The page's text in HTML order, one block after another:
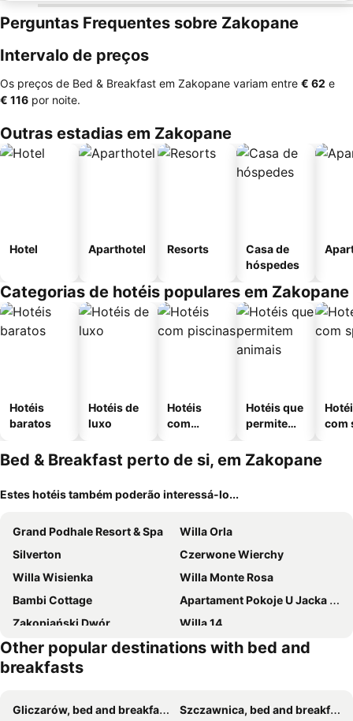
Perguntas Frequentes sobre Zakopane
Intervalo de preços
Os preços de Bed & Breakfast em Zakopane variam entre ‎€ 62 e
‎€ 116 por noite.
Outras estadias em Zakopane
Hotel Aparthotel Resorts
Casa de
hóspedes
Categorias de hotéis populares em Zakopane
Hotéis
baratos
Hotéis de
luxo
Hotéis
com
Hotéis que
permitem
com
Bed & Breakfast perto de si, em Zakopane
Estes hotéis também poderão interessá-lo...
Grand Podhale Resort & Spa
Willa Orla
Silverton
Czerwone Wierchy
Willa Wisienka
Willa Monte Rosa
Bambi Cottage
Apartament Pokoje U Jacka Zakopane Pkp 700 Centrum 1200
Zakopiański Dwór
Willa 14
Villa Nova
Rezydencja Sienkiewiczówka
Villa 11 Folk & Design
Villa Teddy Bear Zakopane
U Gruszkow Centrum Zakopane
Other popular destinations with bed and
breakfasts
Gliczarów, bed and breakfasts
Szczawnica, bed and breakfasts